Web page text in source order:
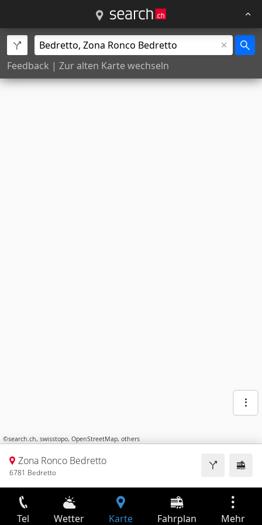
Feedback | Zur alten Karte wechseln
©search.ch, swisstopo, OpenStreetMap, others
Zona Ronco Bedretto
6781 Bedretto
Tel Wetter Karte Fahrplan Mehr